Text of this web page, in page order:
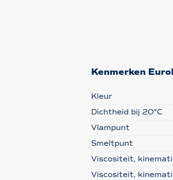
Kenmerken
Kleur
Dichtheid bij 20°C
Vlampunt
Smeltpunt
Viscositeit,
Viscositeit,